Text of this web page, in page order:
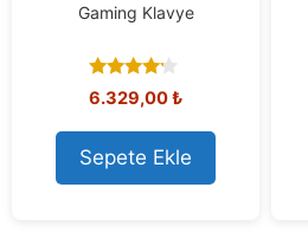
Gaming Klavye
4.00
out of 5
6.329,00₺
Sepete Ekle